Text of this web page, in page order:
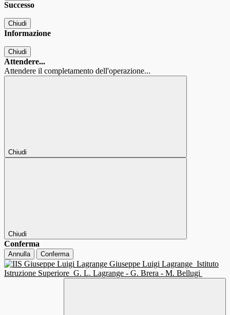
Successo
Chiudi
Informazione
Chiudi
Attendere...
Attendere il completamento dell'operazione...
Chiudi
Chiudi
Conferma
Annulla Conferma
Giuseppe Luigi Lagrange Istituto
Istruzione Superiore G. L. Lagrange - G. Brera - M. Bellugi